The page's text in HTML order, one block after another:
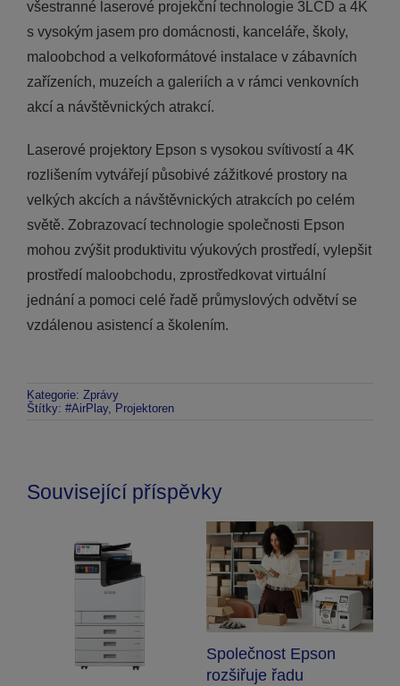
všestranné laserové projekční technologie 3LCD a 4K
s vysokým jasem pro domácnosti, kanceláře, školy,
maloobchod a velkoformátové instalace v zábavních
zařízeních, muzeích a galeriích a v rámci venkovních
akcí a návštěvnických atrakcí.
Laserové projektory Epson s vysokou svítivostí a 4K
rozlišením vytvářejí působivé zážitkové prostory na
velkých akcích a návštěvnických atrakcích po celém
světě. Zobrazovací technologie společnosti Epson
mohou zvýšit produktivitu výukových prostředí, vylepšit
prostředí maloobchodu, zprostředkovat virtuální
jednání a pomoci celé řadě průmyslových odvětví se
vzdálenou asistencí a školením.
Kategorie: Zprávy
Štítky: #AirPlay, Projektoren
Související příspěvky
Společnost Epson
rozšiřuje řadu